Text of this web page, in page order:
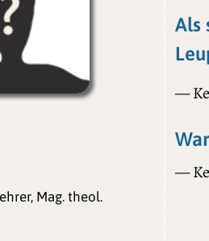
Mag. theol.
Als
—
—